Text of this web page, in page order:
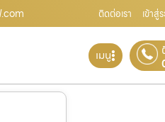
ติดต่อเรา เข้าสู่
เมนู